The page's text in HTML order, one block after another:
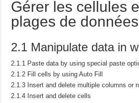
Gérer les cellules
plages de données
2.1 Manipulate data in
2.1.1 Paste data by using special paste
2.1.2 Fill cells by using Auto Fill
2.1.3 Insert and delete multiple columns or
2.1.4 Insert and delete cells